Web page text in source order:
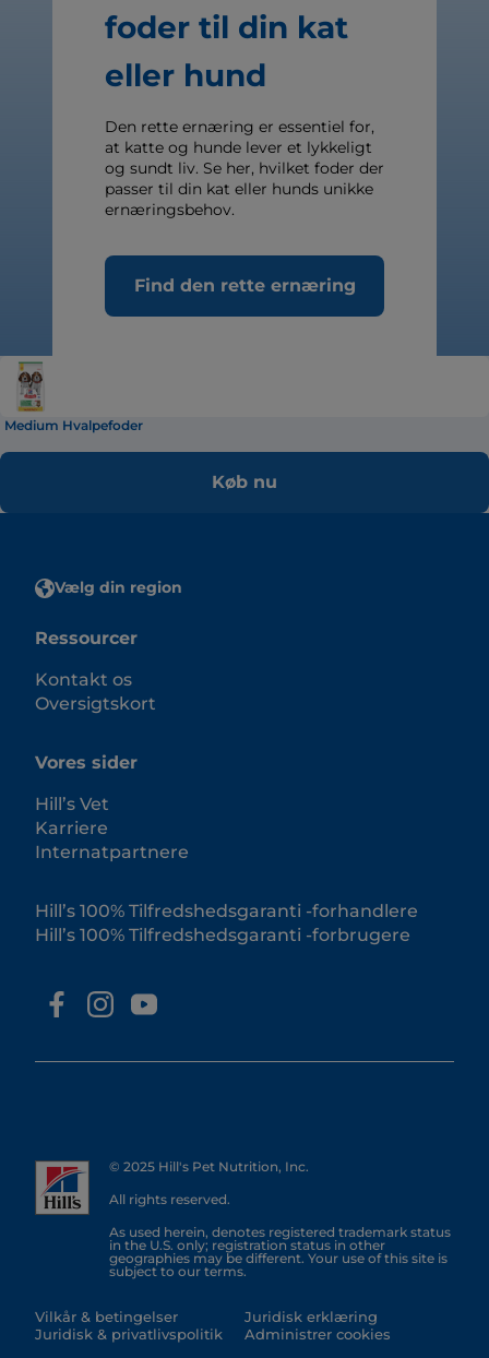
foder til din kat
eller hund
Den rette ernæring er essentiel for,
at katte og hunde lever et lykkeligt
og sundt liv. Se her, hvilket foder der
passer til din kat eller hunds unikke
ernæringsbehov.
Find den rette ernæring
Medium Hvalpefoder
Køb nu
Vælg din region
Ressourcer
Kontakt os
Oversigtskort
Vores sider
Hill’s Vet
Karriere
Internatpartnere
Hill’s 100% Tilfredshedsgaranti -forhandlere
Hill’s 100% Tilfredshedsgaranti -forbrugere
© 2025 Hill's Pet Nutrition, Inc.
All rights reserved.
As used herein, denotes registered trademark status
in the U.S. only; registration status in other
geographies may be different. Your use of this site is
subject to our terms.
Vilkår & betingelser
Juridisk & privatlivspolitik
Juridisk erklæring
Administrer cookies